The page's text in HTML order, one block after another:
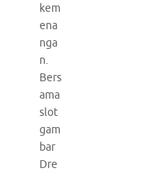
kem
ena
nga
n.
Bers
ama
slot
gam
bar
Dre